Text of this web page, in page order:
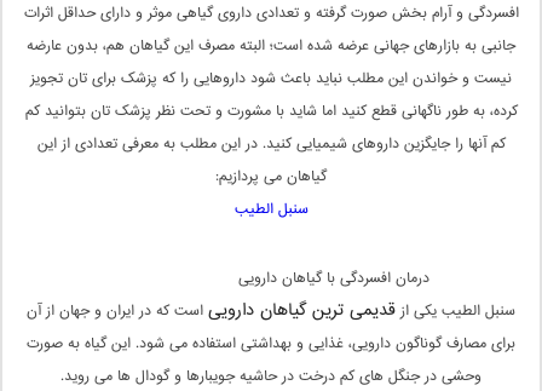
افسردگی و آرام بخش صورت گرفته و تعدادی داروی گیاهی موثر و دارای حداقل اثرات
جانبی به بازارهای جهانی عرضه شده است؛ البته مصرف این گیاهان هم، بدون عارضه
نیست و خواندن این مطلب نباید باعث شود داروهایی را که پزشک برای تان تجویز
کرده، به طور ناگهانی قطع کنید اما شاید با مشورت و تحت نظر پزشک تان بتوانید کم
کم آنها را جایگزین داروهای شیمیایی کنید. در این مطلب به معرفی تعدادی از این
گیاهان می پردازیم:
سنبل الطیب
درمان افسردگی با گیاهان دارویی
سنبل الطیب یکی ازقدیمی ترین گیاهان داروییاست که در ایران و جهان از آن
برای مصارف گوناگون دارویی، غذایی و بهداشتی استفاده می شود. این گیاه به صورت
وحشی در جنگل های کم درخت در حاشیه جویبارها و گودال ها می روید.